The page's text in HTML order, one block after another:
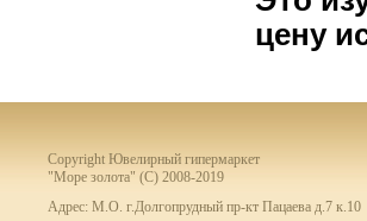
цену
Copyright Ювелирный гипермаркет
"Море золота" (C) 2008-2019
Адрес: М.О. г.Долгопрудный пр-кт Пацаева д.7 к.10